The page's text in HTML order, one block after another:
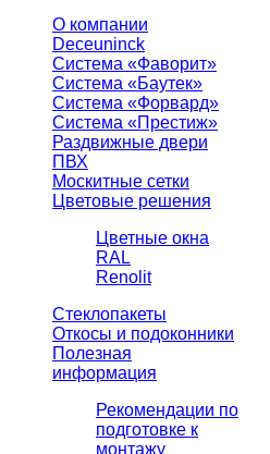
О компании
Deceuninck
Система «Фаворит»
Система «Баутек»
Система «Форвард»
Система «Престиж»
Раздвижные двери
ПВХ
Москитные сетки
Цветовые решения
Цветные окна
RAL
Renolit
Стеклопакеты
Откосы и подоконники
Полезная
информация
Рекомендации по
подготовке к
монтажу